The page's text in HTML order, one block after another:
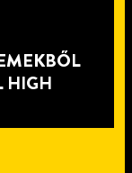
HIGH